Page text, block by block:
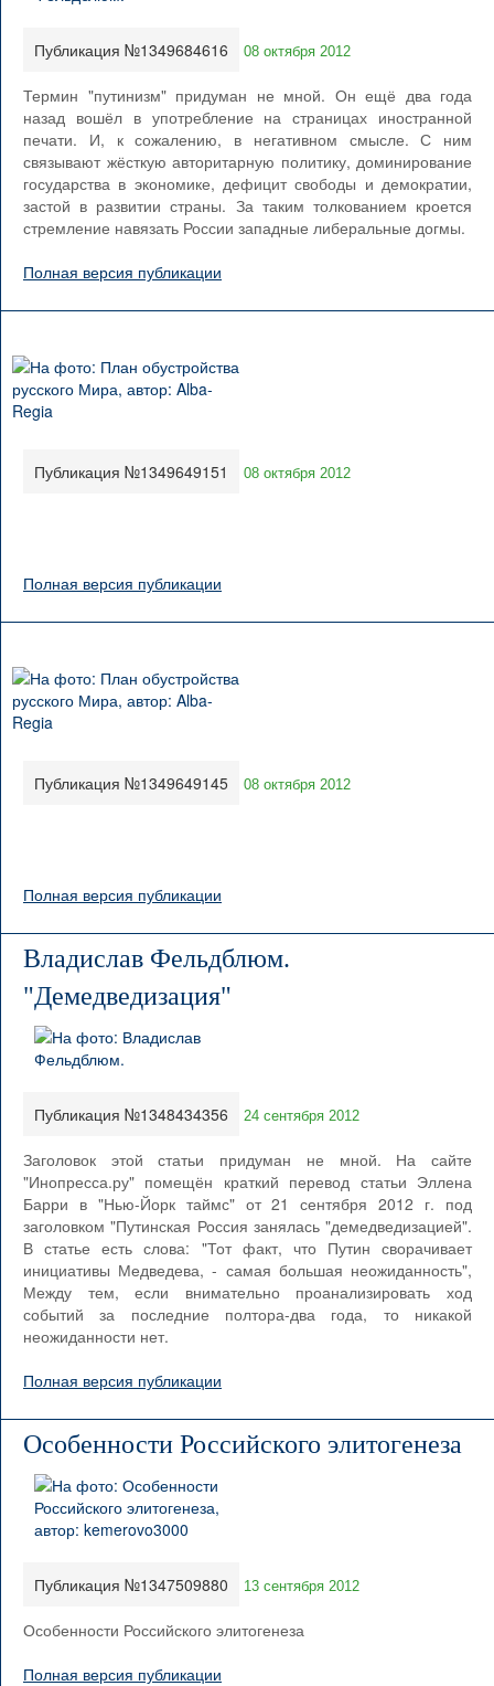
Публикация №1349684616 08 октября 2012
Термин "путинизм" придуман не мной. Он ещё два года
назад вошёл в употребление на страницах иностранной
печати. И, к сожалению, в негативном смысле. С ним
связывают жёсткую авторитарную политику, доминирование
государства в экономике, дефицит свободы и демократии,
застой в развитии страны. За таким толкованием кроется
стремление навязать России западные либеральные догмы.
Полная версия публикации
Публикация №1349649151 08 октября 2012
Полная версия публикации
Публикация №1349649145 08 октября 2012
Полная версия публикации
Владислав Фельдблюм.
"Демедведизация"
Публикация №1348434356 24 сентября 2012
Заголовок этой статьи придуман не мной. На сайте
"Инопресса.ру" помещён краткий перевод статьи Эллена
Барри в "Нью-Йорк таймс" от 21 сентября 2012 г. под
заголовком "Путинская Россия занялась "демедведизацией".
В статье есть слова: "Тот факт, что Путин сворачивает
инициативы Медведева, - самая большая неожиданность",
Между тем, если внимательно проанализировать ход
событий за последние полтора-два года, то никакой
неожиданности нет.
Полная версия публикации
Особенности Российского элитогенеза
Публикация №1347509880 13 сентября 2012
Особенности Российского элитогенеза
Полная версия публикации